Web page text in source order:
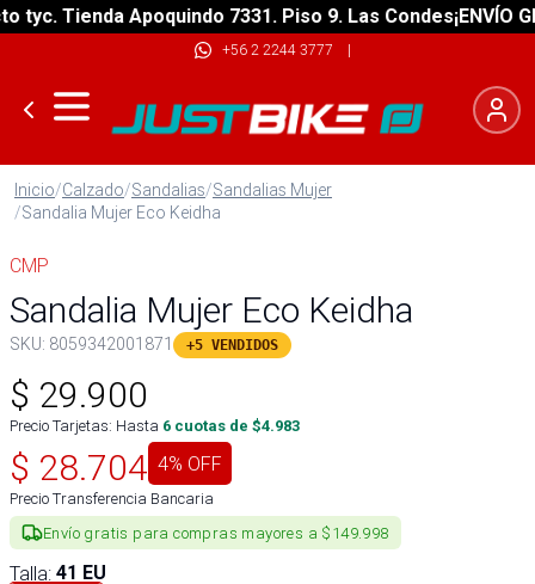
Tienda Apoquindo 7331. Piso 9. Las Condes¡ENVÍO
+56 2 2244 3777 |
Inicio/Calzado/Sandalias/Sandalias Mujer
/Sandalia Mujer Eco Keidha
CMP
Sandalia Mujer Eco Keidha
SKU: 8059342001871 +5 VENDIDOS
$ 29.900
Precio Tarjetas: Hasta 6 cuotas de $4.983
$ 28.704 4% OFF
Precio Transferencia Bancaria
Envío gratis para compras mayores a $149.998
Talla: 41 EU